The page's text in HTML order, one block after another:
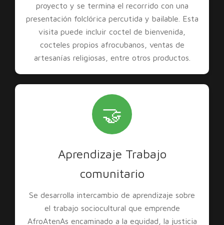
proyecto y se termina el recorrido con una
presentación folclórica percutida y bailable. Esta
visita puede incluir coctel de bienvenida,
cocteles propios afrocubanos, ventas de
artesanías religiosas, entre otros productos.
🤝
Aprendizaje Trabajo
comunitario
Se desarrolla intercambio de aprendizaje sobre
el trabajo sociocultural que emprende
AfroAtenAs encaminado a la equidad, la justicia